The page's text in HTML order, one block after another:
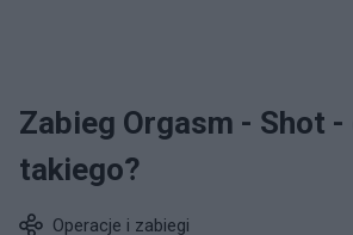
Zabieg Orgasm - Shot
takiego?
Operacje i zabiegi